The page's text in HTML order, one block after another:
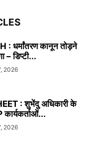
धर्मांतरण कानून तोड़ने
– डिप्टी...
2026
: शुभेंदु अधिकारी के
2026